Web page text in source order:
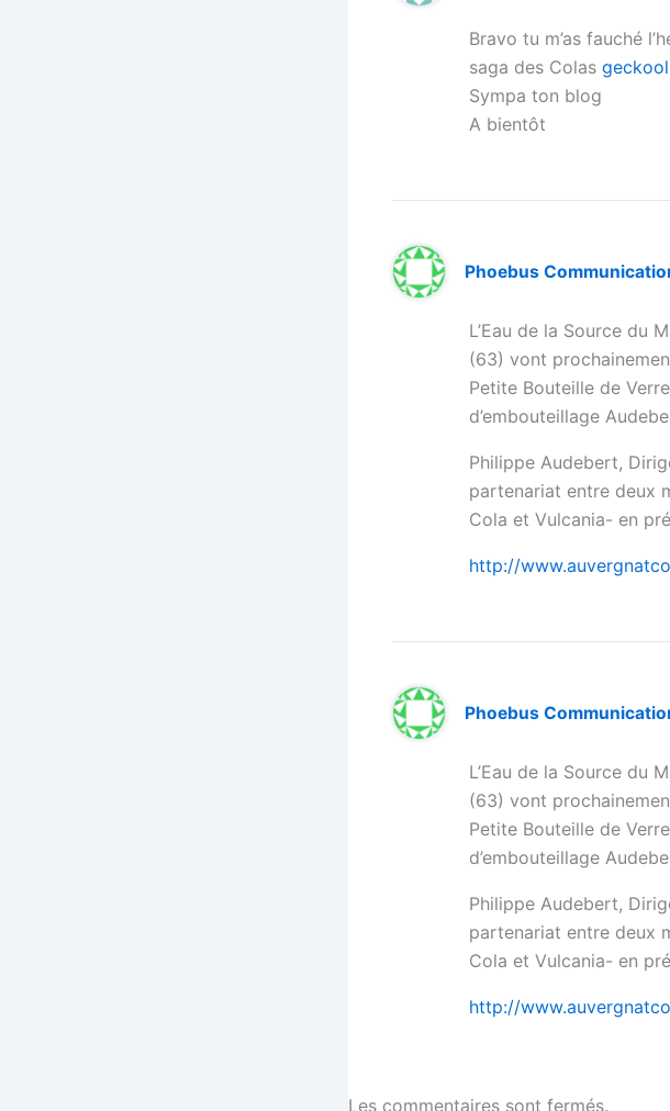
Bravo tu m’as fauché
saga des Colas
Sympa ton blog
A bientôt
Phoebus
L’Eau de la Source du
(63) vont
Petite Bouteille de
d’embouteillage
Philippe Audebert,
partenariat entre deux
Cola et Vulcania- en
http://
Phoebus
L’Eau de la Source du
(63) vont
Petite Bouteille de
d’embouteillage
Philippe Audebert,
partenariat entre deux
Cola et Vulcania- en
http://
Les commentaires sont fermés.